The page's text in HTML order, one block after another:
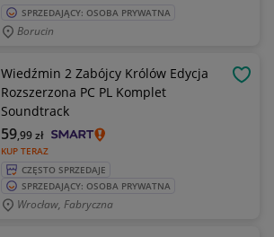
SPRZEDAJĄCY: OSOBA PRYWATNA
Borucin
Wiedźmin 2 Zabójcy Królów Edycja
Rozszerzona PC PL Komplet
Soundtrack
KUP TERAZ
59,99zł
CZĘSTO SPRZEDAJE
SPRZEDAJĄCY: OSOBA PRYWATNA
Wrocław, Fabryczna